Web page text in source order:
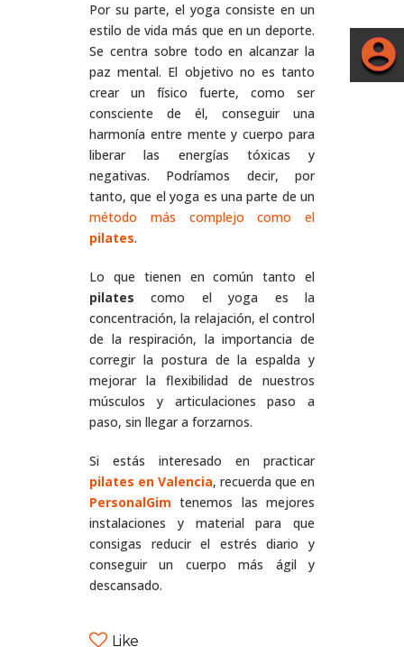
Por su parte, el yoga consiste en un
estilo de vida más que en un deporte.
Se centra sobre todo en alcanzar la
paz mental. El objetivo no es tanto
crear un físico fuerte, como ser
consciente de él, conseguir una
harmonía entre mente y cuerpo para
liberar las energías tóxicas y
negativas. Podríamos decir, por
tanto, que el yoga es una parte de un
método más complejo como el
pilates.
Lo que tienen en común tanto el
pilates como el yoga es la
concentración, la relajación, el control
de la respiración, la importancia de
corregir la postura de la espalda y
mejorar la flexibilidad de nuestros
músculos y articulaciones paso a
paso, sin llegar a forzarnos.
Si estás interesado en practicar
pilates en Valencia, recuerda que en
PersonalGim tenemos las mejores
instalaciones y material para que
consigas reducir el estrés diario y
conseguir un cuerpo más ágil y
descansado.
Like